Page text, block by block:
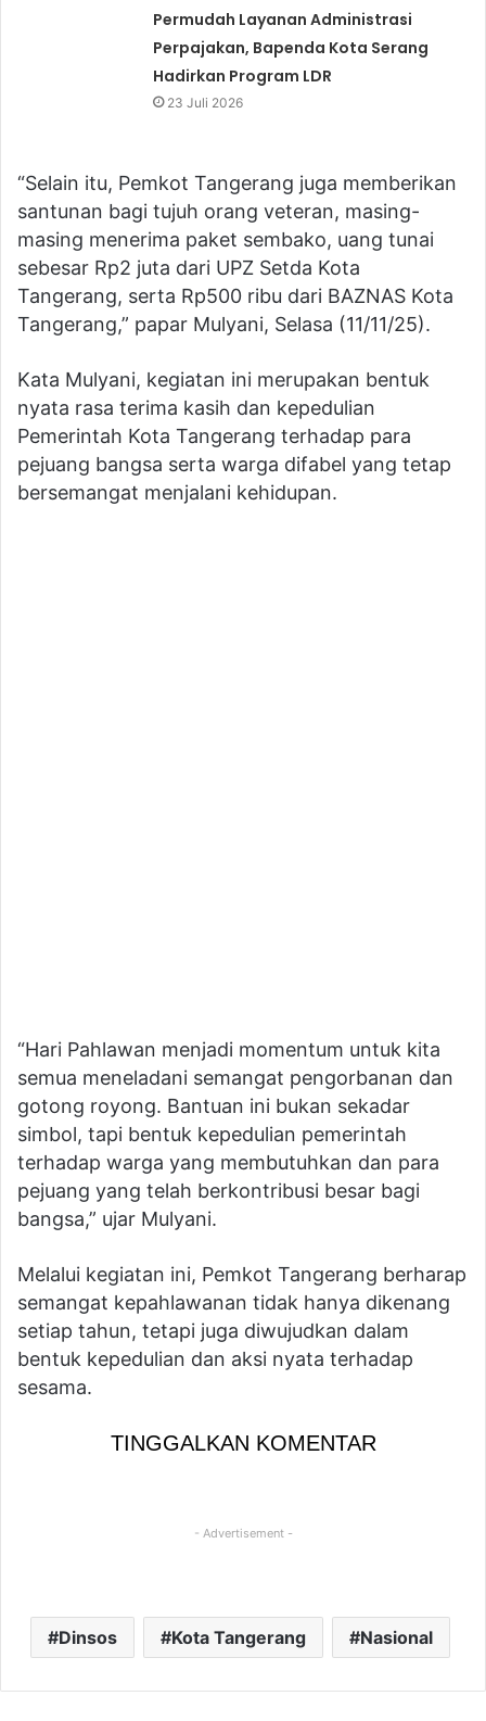
Permudah Layanan Administrasi
Perpajakan, Bapenda Kota Serang
Hadirkan Program LDR
23 Juli 2026
“Selain itu, Pemkot Tangerang juga memberikan
santunan bagi tujuh orang veteran, masing-
masing menerima paket sembako, uang tunai
sebesar Rp2 juta dari UPZ Setda Kota
Tangerang, serta Rp500 ribu dari BAZNAS Kota
Tangerang,” papar Mulyani, Selasa (11/11/25).
Kata Mulyani, kegiatan ini merupakan bentuk
nyata rasa terima kasih dan kepedulian
Pemerintah Kota Tangerang terhadap para
pejuang bangsa serta warga difabel yang tetap
bersemangat menjalani kehidupan.
“Hari Pahlawan menjadi momentum untuk kita
semua meneladani semangat pengorbanan dan
gotong royong. Bantuan ini bukan sekadar
simbol, tapi bentuk kepedulian pemerintah
terhadap warga yang membutuhkan dan para
pejuang yang telah berkontribusi besar bagi
bangsa,” ujar Mulyani.
Melalui kegiatan ini, Pemkot Tangerang berharap
semangat kepahlawanan tidak hanya dikenang
setiap tahun, tetapi juga diwujudkan dalam
bentuk kepedulian dan aksi nyata terhadap
sesama.
TINGGALKAN KOMENTAR
- Advertisement -
Dinsos Kota Tangerang Nasional